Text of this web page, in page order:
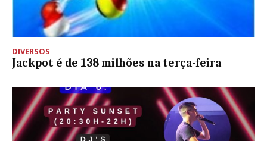
DIVERSOS
Jackpot é de 138 milhões na terça-feira